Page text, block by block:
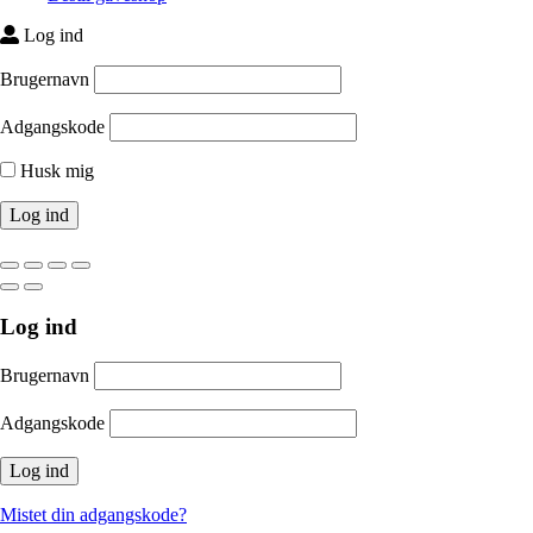
Log ind
Brugernavn
Adgangskode
Husk mig
Log ind
Brugernavn
Adgangskode
Mistet din adgangskode?